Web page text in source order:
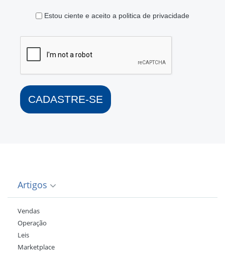
Estou ciente e aceito a politica de privacidade
CADASTRE-SE
Artigos
Vendas
Operação
Leis
Marketplace